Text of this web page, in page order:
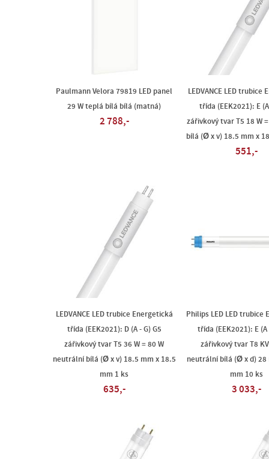
Paulmann Velora 79819 LED panel
29 W teplá bílá bílá (matná)
2 788,-
LEDVANCE LED trubice
třída (EEK2021): E
zářivkový tvar T5 18 W
bílá (Ø x v) 18.5 mm x
551,-
LEDVANCE LED trubice Energetická
třída (EEK2021): D (A - G) G5
zářivkový tvar T5 36 W = 80 W
neutrální bílá (Ø x v) 18.5 mm x 18.5
mm 1 ks
635,-
Philips LED LED trubice
třída (EEK2021): E (A
zářivkový tvar T8
neutrální bílá (Ø x d) 28
mm 10 ks
3 033,-